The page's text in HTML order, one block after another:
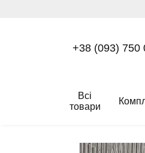
+38 (093) 750
Всі
товари